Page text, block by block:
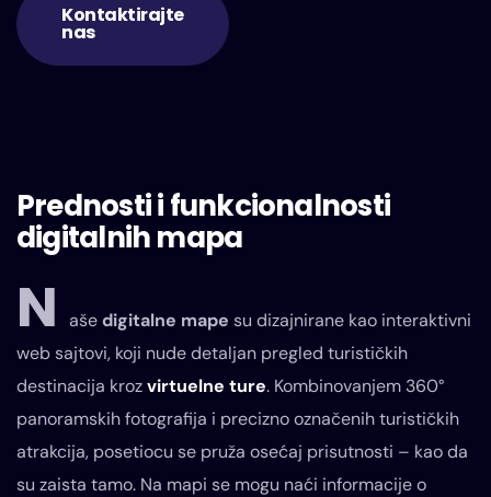
Kontaktirajte
nas
Prednosti i funkcionalnosti
digitalnih mapa
N ašedigitalne mape su dizajnirane kao interaktivni
web sajtovi, koji nude detaljan pregled turističkih
destinacija krozvirtuelne ture. Kombinovanjem 360°
panoramskih fotografija i precizno označenih turističkih
atrakcija, posetiocu se pruža osećaj prisutnosti – kao da
su zaista tamo. Na mapi se mogu naći informacije o